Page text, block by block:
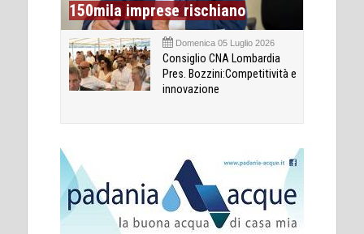
150mila imprese rischiano
Domenica 05 Luglio 2026
Consiglio CNA Lombardia
Pres. Bozzini:Competitività e
innovazione